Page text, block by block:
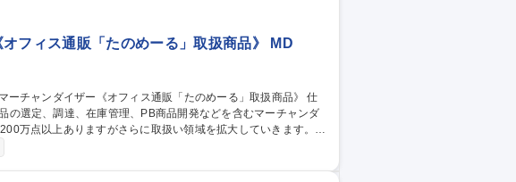
フィス通販「たのめーる」取扱商品》 MD
の選定、調達、在庫管理、PB商品開発などを含むマーチャンダ
万点以上ありますがさらに取扱い領域を拡大していきます。
および納期など仕入先との交渉 ■発注から納品、在庫の管理 ■